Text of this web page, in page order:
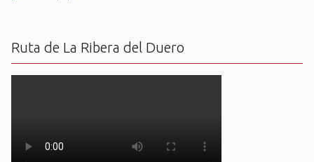
Ruta de La Ribera del Duero